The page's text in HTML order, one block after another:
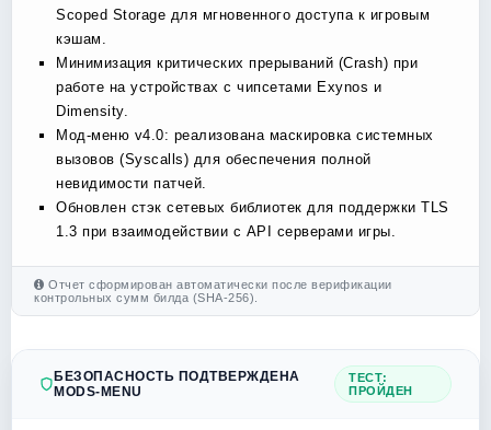
Scoped Storage для мгновенного доступа к игровым
кэшам.
Минимизация критических прерываний (Crash) при
работе на устройствах с чипсетами Exynos и
Dimensity.
Мод-меню v4.0: реализована маскировка системных
вызовов (Syscalls) для обеспечения полной
невидимости патчей.
Обновлен стэк сетевых библиотек для поддержки TLS
1.3 при взаимодействии с API серверами игры.
Отчет сформирован автоматически после верификации
контрольных сумм билда (SHA-256).
БЕЗОПАСНОСТЬ ПОДТВЕРЖДЕНА
MODS-MENU
ТЕСТ:
ПРОЙДЕН